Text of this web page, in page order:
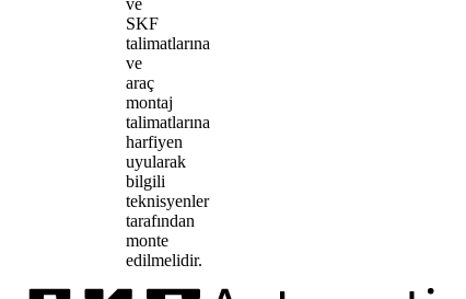
ve
SKF
talimatlarına
ve
araç
montaj
talimatlarına
harfiyen
uyularak
bilgili
teknisyenler
tarafından
monte
edilmelidir.